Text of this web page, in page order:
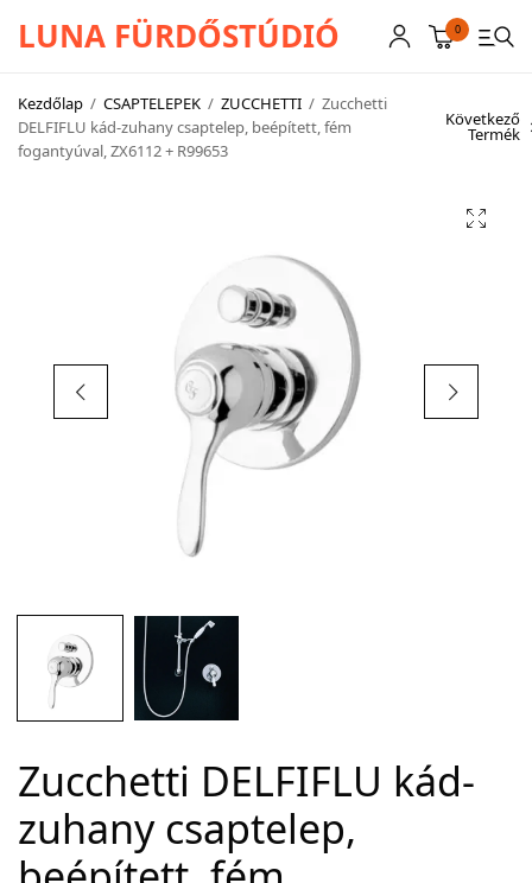
LUNA FÜRDŐSTÚDIÓ 0
Kezdőlap / CSAPTELEPEK / ZUCCHETTI / Zucchetti
DELFIFLU kád-zuhany csaptelep, beépített, fém
fogantyúval, ZX6112 + R99653
Következő
Termék
Zucchetti DELFIFLU kád-
zuhany csaptelep,
CSAPTELEPEK
KABINOK – TÁLCÁK
TOVÁBBI TERMÉKEK
BEMUTATÓTERMÜNK KÉPEKBEN
AKCIÓS TERMÉKEK
Adatvédelem
Garancia érvényesítése
Általános Szerződési Feltételek
Szállítási információk
Copyright © 2021Premium WordPress Themes . All rights reserved.